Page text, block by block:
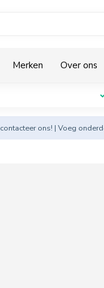
Merken Over ons
contacteer ons! | Voeg